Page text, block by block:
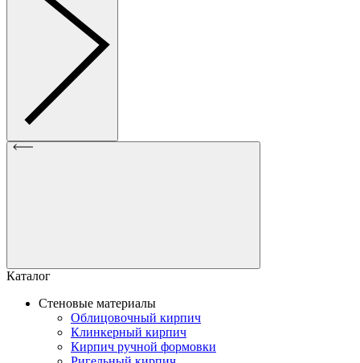
Каталог
Стеновые материалы
Облицовочный кирпич
Клинкерный кирпич
Кирпич ручной формовки